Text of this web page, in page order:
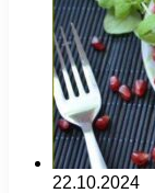
22.10.2024